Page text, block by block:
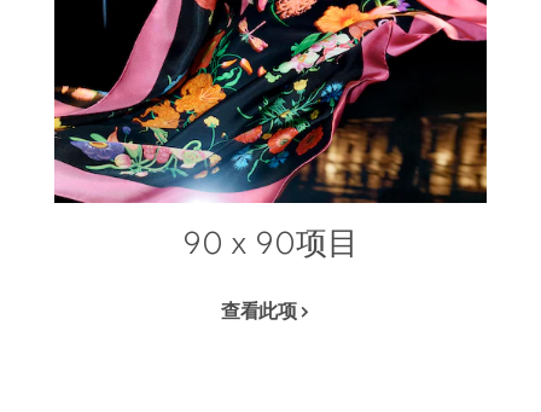
90 x 90项目
查看此项